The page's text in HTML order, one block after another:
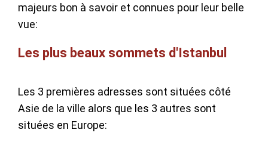
majeurs bon à savoir et connues pour leur belle
vue:
Les plus beaux sommets d'Istanbul
Les 3 premières adresses sont situées côté
Asie de la ville alors que les 3 autres sont
situées en Europe: